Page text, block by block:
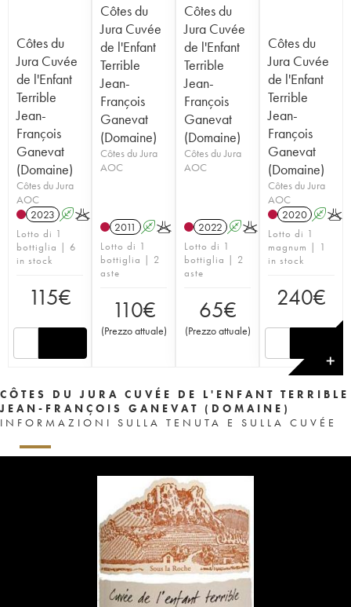
Côtes du
Jura Cuvée
de l'Enfant
Terrible
Jean-
François
Ganevat
(Domaine)
Côtes du Jura
AOC
2023 AK
Lotto di 1
bottiglia | 6
in stock
115€
Côtes du
Jura Cuvée
de l'Enfant
Terrible
Jean-
François
Ganevat
(Domaine)
Côtes du Jura
AOC
2011 AK
Lotto di 1
bottiglia | 2
aste
110€
(Prezzo attuale)
Côtes du
Jura Cuvée
de l'Enfant
Terrible
Jean-
François
Ganevat
(Domaine)
Côtes du Jura
AOC
2022 AK
Lotto di 1
bottiglia | 2
aste
65€
(Prezzo attuale)
Côtes du
Jura Cuvée
de l'Enfant
Terrible
Jean-
François
Ganevat
(Domaine)
Côtes du Jura
AOC
2020 AK
Lotto di 1
magnum | 1
in stock
240€
✕
CÔTES DU JURA CUVÉE DE L'ENFANT TERRIBLE
JEAN-FRANÇOIS GANEVAT (DOMAINE)
INFORMAZIONI SULLA TENUTA E SULLA CUVÉE